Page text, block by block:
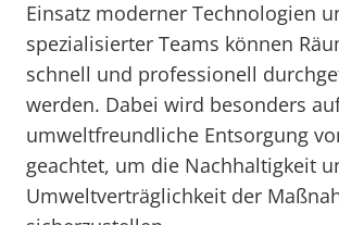
Einsatz moderner Technologien
spezialisierter Teams können
schnell und professionell
werden. Dabei wird besonders
umweltfreundliche Entsorgung
geachtet, um die Nachhaltigkeit
Umweltverträglichkeit der